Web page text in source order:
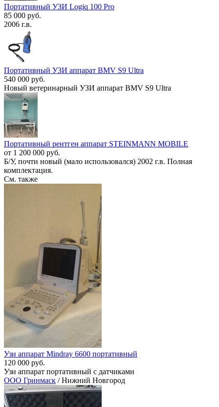
Портативный УЗИ Logiq 100 Pro
85 000 руб.
2006 г.в.
Портативный УЗИ аппарат BMV S9 Ultra
540 000 руб.
Новый ветеринарный УЗИ аппарат BMV S9 Ultra
Портативный рентген аппарат STEINMANN MOBILE
от 1 200 000 руб.
Б/У, почти новый (мало использовался) 2002 г.в. Полная
комплектация.
См. также
Узи аппарат Mindray 6600 портативный
120 000 руб.
Узи аппарат портативный c датчиками
ООО Гринмаск / Нижний Новгород